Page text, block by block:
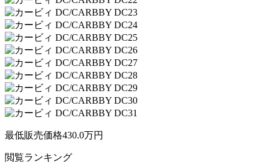
最低販売価格430.0万円
閲覧ランキング